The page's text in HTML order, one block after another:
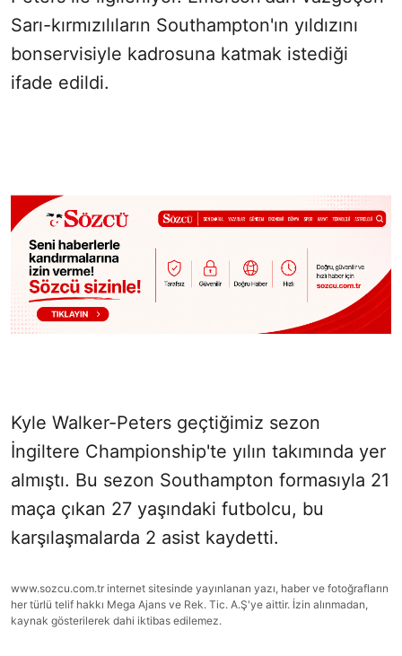
Sarı-kırmızılıların Southampton'ın yıldızını
bonservisiyle kadrosuna katmak istediği
ifade edildi.
Kyle Walker-Peters geçtiğimiz sezon
İngiltere Championship'te yılın takımında yer
almıştı. Bu sezon Southampton formasıyla 21
maça çıkan 27 yaşındaki futbolcu, bu
karşılaşmalarda 2 asist kaydetti.
www.sozcu.com.tr internet sitesinde yayınlanan yazı, haber ve fotoğrafların
her türlü telif hakkı Mega Ajans ve Rek. Tic. A.Ş'ye aittir. İzin alınmadan,
kaynak gösterilerek dahi iktibas edilemez.